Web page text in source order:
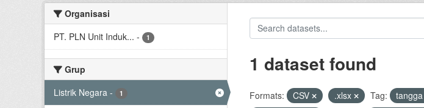
Organisasi
PT. PLN Unit Induk... - 1
Grup
Listrik Negara - 1
1 dataset found
Formats: CSV .xlsx Tag: tangga